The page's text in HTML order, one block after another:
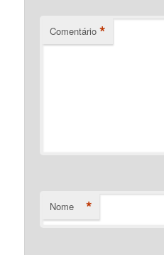
Comentário *
Nome *